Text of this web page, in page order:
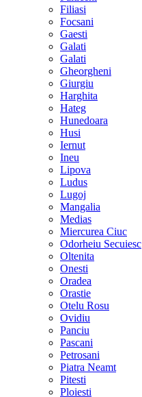
Filiasi
Focsani
Gaesti
Galati
Galati
Gheorgheni
Giurgiu
Harghita
Hateg
Hunedoara
Husi
Iernut
Ineu
Lipova
Ludus
Lugoj
Mangalia
Medias
Miercurea Ciuc
Odorheiu Secuiesc
Oltenita
Onesti
Oradea
Orastie
Otelu Rosu
Ovidiu
Panciu
Pascani
Petrosani
Piatra Neamt
Pitesti
Ploiesti